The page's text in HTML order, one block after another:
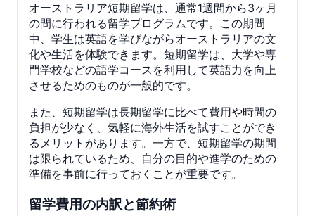
オーストラリア短期留学は、通常1週間から3ヶ月
の間に行われる留学プログラムです。この期間
中、学生は英語を学びながらオーストラリアの文
化や生活を体験できます。短期留学は、大学や専
門学校などの語学コースを利用して英語力を向上
させるためのものが一般的です。
また、短期留学は長期留学に比べて費用や時間の
負担が少なく、気軽に海外生活を試すことができ
るメリットがあります。一方で、短期留学の期間
は限られているため、自分の目的や進学のための
準備を事前に行っておくことが重要です。
留学費用の内訳と節約術